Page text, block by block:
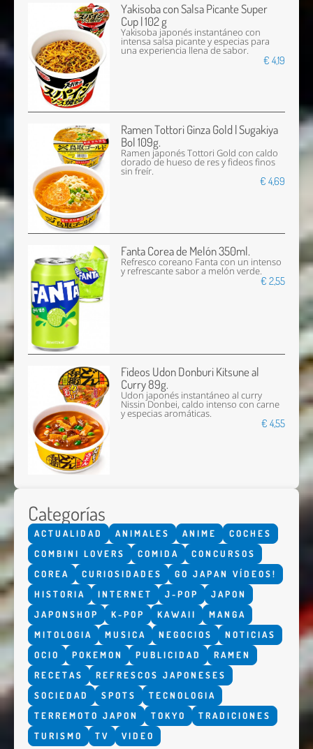
Yakisoba con Salsa Picante Super
Cup | 102 g
Yakisoba japonés instantáneo con
intensa salsa picante y especias para
una experiencia llena de sabor.
€ 4,19
Ramen Tottori Ginza Gold | Sugakiya
Bol 109g.
Ramen japonés Tottori Gold con caldo
dorado de hueso de res y fideos finos
sin freír.
€ 4,69
Fanta Corea de Melón 350ml.
Refresco coreano Fanta con un intenso
y refrescante sabor a melón verde.
€ 2,55
Fideos Udon Donburi Kitsune al
Curry 89g.
Udon japonés instantáneo al curry
Nissin Donbei, caldo intenso con carne
y especias aromáticas.
€ 4,55
Categorías
ACTUALIDAD ANIMALES ANIME
COCHES
COMBINI LOVERS
COMIDA
CONCURSOS
COREA
CURIOSIDADES
GO JAPAN VÍDEOS!
HISTORIA
INTERNET J-POP
JAPON
JAPONSHOP
K-POP KAWAII
MANGA
MITOLOGIA
MUSICA NEGOCIOS
NOTICIAS
OCIO
POKEMON PUBLICIDAD
RAMEN
RECETAS
REFRESCOS JAPONESES
SOCIEDAD
SPOTS
TECNOLOGIA
TERREMOTO JAPON
TOKYO
TRADICIONES
TURISMO
TV VIDEO